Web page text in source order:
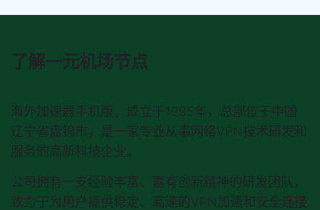
了解一元机场节点
海外加速器手机版 ，成立于1995年，总部位于中国
辽宁省盘锦市，是一家专业从事网络VPN技术研发和
服务的高新科技企业。
公司拥有一支经验丰富、富有创新精神的研发团队，
致力于为用户提供稳定、高速的VPN加速和安全连接